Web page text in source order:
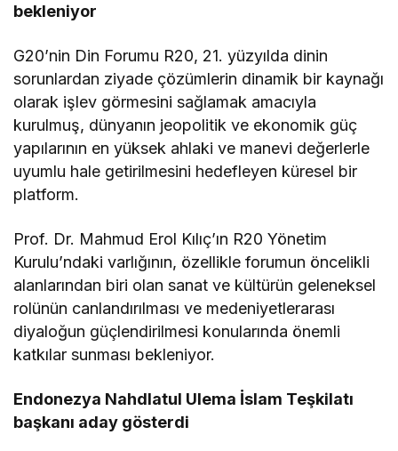
bekleniyor
G20’nin Din Forumu R20, 21. yüzyılda dinin
sorunlardan ziyade çözümlerin dinamik bir kaynağı
olarak işlev görmesini sağlamak amacıyla
kurulmuş, dünyanın jeopolitik ve ekonomik güç
yapılarının en yüksek ahlaki ve manevi değerlerle
uyumlu hale getirilmesini hedefleyen küresel bir
platform.
Prof. Dr. Mahmud Erol Kılıç’ın R20 Yönetim
Kurulu’ndaki varlığının, özellikle forumun öncelikli
alanlarından biri olan sanat ve kültürün geleneksel
rolünün canlandırılması ve medeniyetlerarası
diyaloğun güçlendirilmesi konularında önemli
katkılar sunması bekleniyor.
Endonezya Nahdlatul Ulema İslam Teşkilatı
başkanı aday gösterdi